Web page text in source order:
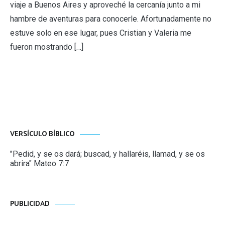
viaje a Buenos Aires y aproveché la cercanía junto a mi
hambre de aventuras para conocerle. Afortunadamente no
estuve solo en ese lugar, pues Cristian y Valeria me
fueron mostrando […]
VERSÍCULO BÍBLICO
"Pedid, y se os dará; buscad, y hallaréis, llamad, y se os
abrira" Mateo 7:7
PUBLICIDAD